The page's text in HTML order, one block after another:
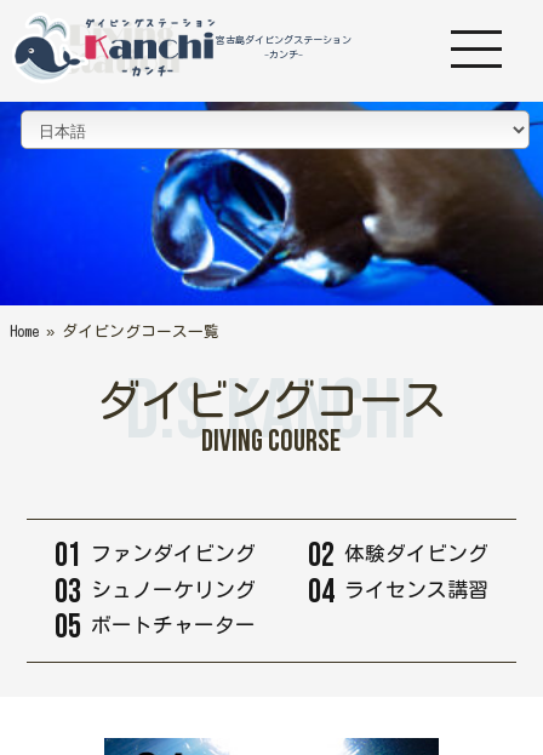
宮古島ダイビングステーション
-カンチ-
Home » ダイビングコース一覧
ダイビングコース
Diving Course
D.S.Kanchi
01 ファンダイビング 02 体験ダイビング
03 シュノーケリング 04 ライセンス講習
05 ボートチャーター